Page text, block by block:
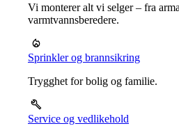
Vi monterer alt vi selger – fra
varmtvannsberedere.
Sprinkler og brannsikring
Trygghet for bolig og familie.
Service og vedlikehold